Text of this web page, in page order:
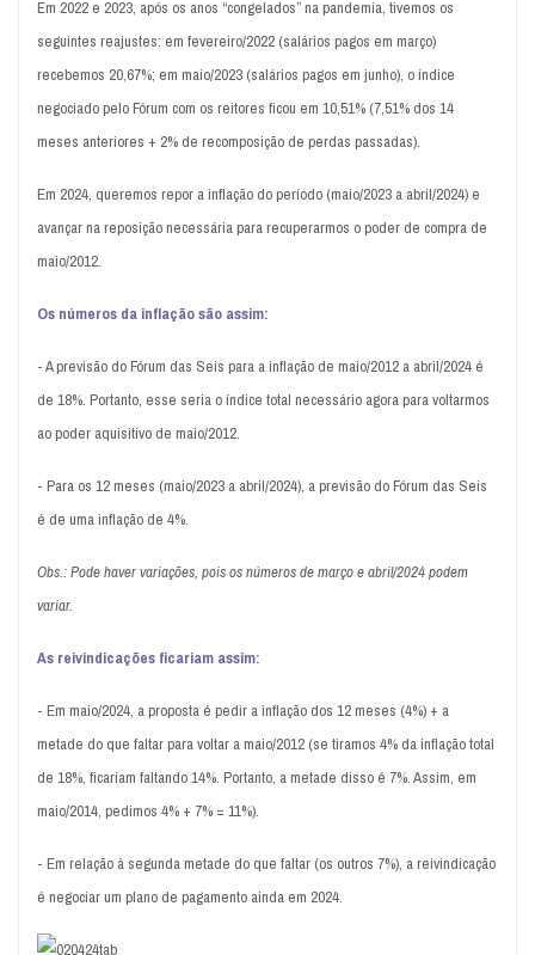
Em 2022 e 2023, após os anos “congelados” na pandemia, tivemos os
seguintes reajustes: em fevereiro/2022 (salários pagos em março)
recebemos 20,67%; em maio/2023 (salários pagos em junho), o índice
negociado pelo Fórum com os reitores ficou em 10,51% (7,51% dos 14
meses anteriores + 2% de recomposição de perdas passadas).
Em 2024, queremos repor a inflação do período (maio/2023 a abril/2024) e
avançar na reposição necessária para recuperarmos o poder de compra de
maio/2012.
Os números da inflação são assim:
- A previsão do Fórum das Seis para a inflação de maio/2012 a abril/2024 é
de 18%. Portanto, esse seria o índice total necessário agora para voltarmos
ao poder aquisitivo de maio/2012.
- Para os 12 meses (maio/2023 a abril/2024), a previsão do Fórum das Seis
é de uma inflação de 4%.
Obs.: Pode haver variações, pois os números de março e abril/2024 podem
variar.
As reivindicações ficariam assim:
- Em maio/2024, a proposta é pedir a inflação dos 12 meses (4%) + a
metade do que faltar para voltar a maio/2012 (se tiramos 4% da inflação total
de 18%, ficariam faltando 14%. Portanto, a metade disso é 7%. Assim, em
maio/2014, pedimos 4% + 7% = 11%).
- Em relação à segunda metade do que faltar (os outros 7%), a reivindicação
é negociar um plano de pagamento ainda em 2024.